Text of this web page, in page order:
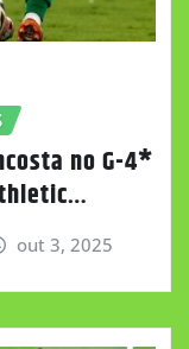
no G-4*
out 3, 2025